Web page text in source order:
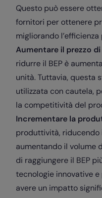
Questo può essere
fornitori per ottenere
migliorando
Aumentare il prezzo
ridurre il BEP è
unità. Tuttavia, questa
utilizzata con cautela,
la competitività del
Incrementare la
produttività,
aumentando il volume
di raggiungere il BEP
tecnologie innovative
avere un impatto